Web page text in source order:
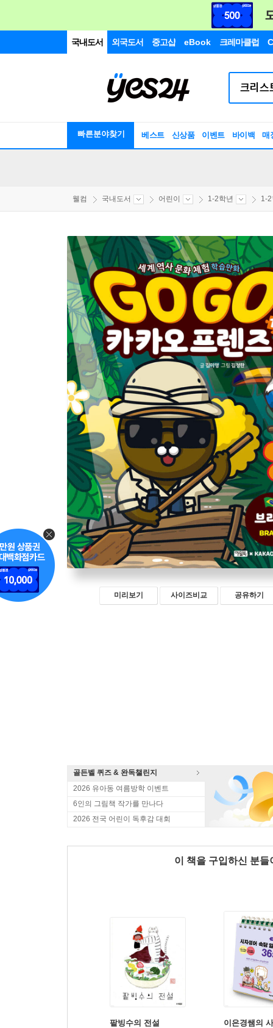
국내도서 외국도서 중고샵 eBook 크레마클럽
빠른분야찾기 베스트 신상품 이벤트 바이백 매
웰컴 국내도서 어린이 1-2학년 1-
미리보기 사이즈비교 공유하기
골든벨 퀴즈 & 완독챌린지
2026 유아동 여름방학 이벤트
6인의 그림책 작가를 만나다
2026 전국 어린이 독후감 대회
이 책을 구입하신 분
팥빙수의 전설
이은경쌤의